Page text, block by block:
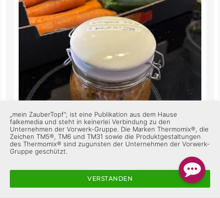
1 Antworten
„mein ZauberTopf”; ist eine Publikation aus dem Hause
falkemedia und steht in keinerlei Verbindung zu den
Unternehmen der Vorwerk-Gruppe. Die Marken Thermomix®, die
Zeichen TM5®, TM6 und TM31 sowie die Produktgestaltungen
des Thermomix® sind zugunsten der Unternehmen der Vorwerk-
Gruppe geschützt.
VERSTANDEN